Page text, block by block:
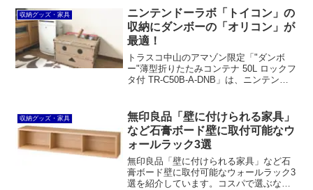
SUS304からSUS430にスペックダウン、
5割以上も値上げされたパーツもありま
す。
収納グッズ・家具
ニンテンドーラボ「トイコン」の
収納にダンボーの「オリコン」が
最適！
トラスコ中山のアマゾン限定「"ダンボ
ー"薄型折りたたみコンテナ 50L ロックフ
タ付 TR-C50B-A-DNB」は、ニンテンド
く、とてもキュートです。
収納グッズ・家具
無印良品「壁に付けられる家具」
など石膏ボード壁に取付可能なウ
ォールラック3選
無印良品「壁に付けられる家具」など石
膏ボード壁に取付可能なウォールラック3
選を紹介しています。コスパで選ぶなら